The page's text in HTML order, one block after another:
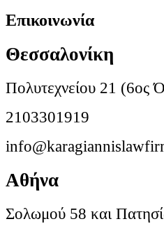
Επικοινωνία
Θεσσαλονίκη
Πολυτεχνείου 21 (6ος
2103301919
Αθήνα
Σολωμού 58 και